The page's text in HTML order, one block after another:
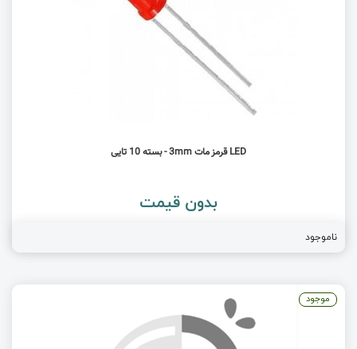
LED قرمز مات 3mm - بسته 10 تایی
بدون قیمت
ناموجود
موجود